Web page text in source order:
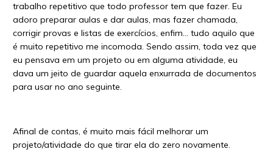
trabalho repetitivo que todo professor tem que fazer. Eu
adoro preparar aulas e dar aulas, mas fazer chamada,
corrigir provas e listas de exercícios, enfim… tudo aquilo que
é muito repetitivo me incomoda. Sendo assim, toda vez que
eu pensava em um projeto ou em alguma atividade, eu
dava um jeito de guardar aquela enxurrada de documentos
para usar no ano seguinte.
Afinal de contas, é muito mais fácil melhorar um
projeto/atividade do que tirar ela do zero novamente.